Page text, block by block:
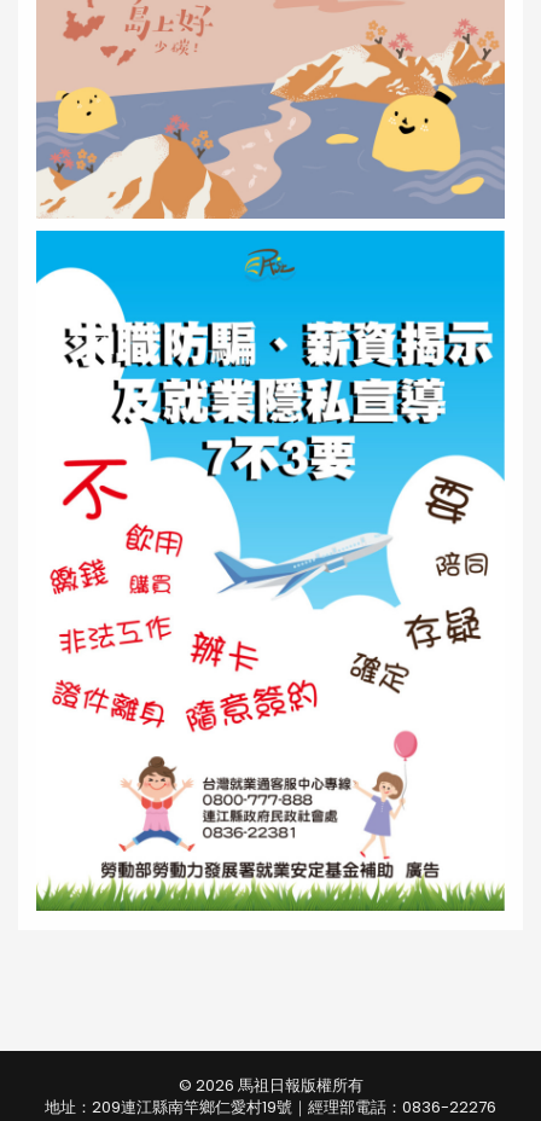
© 2026 馬祖日報版權所有
地址：209連江縣南竿鄉仁愛村19號｜經理部電話：0836-22276